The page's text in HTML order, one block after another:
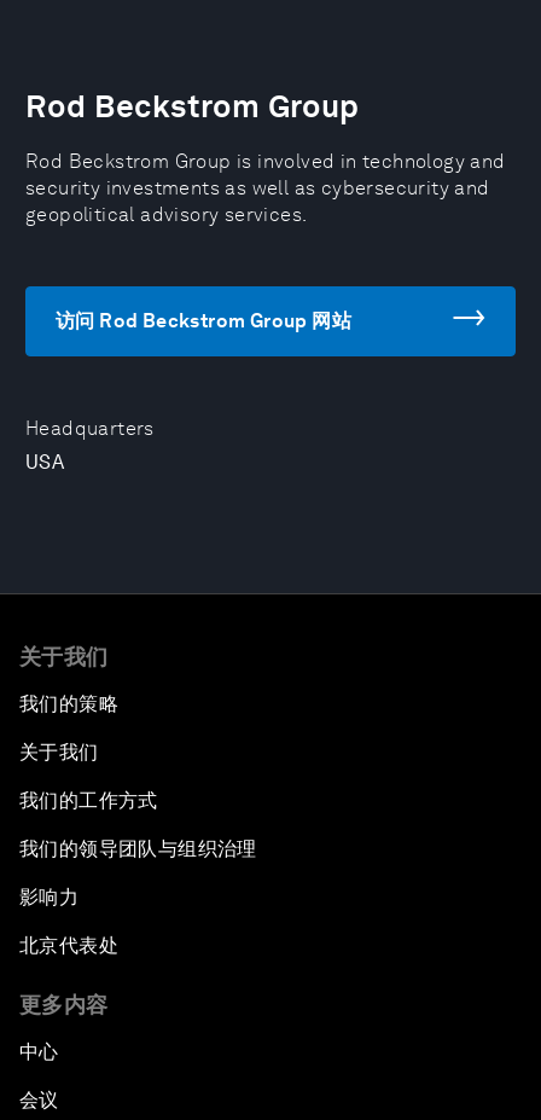
Headquarters
USA
Rod Beckstrom Group
Rod Beckstrom Group is involved in technology and
security investments as well as cybersecurity and
geopolitical advisory services.
访问 Rod Beckstrom Group 网站
关于我们
我们的策略
关于我们
我们的工作方式
我们的领导团队与组织治理
影响力
北京代表处
更多内容
中心
会议